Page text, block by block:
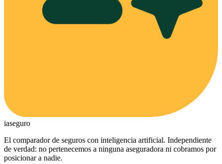
iaseguro
El comparador de seguros con inteligencia artificial. Independiente
de verdad: no pertenecemos a ninguna aseguradora ni cobramos por
posicionar a nadie.